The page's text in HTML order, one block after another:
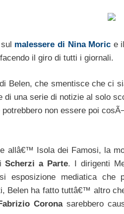
malessere di Nina Moric e
il giro di tutti i giornali.
Belen, che smentisce che ci
di una serie di notizie al solo
non essere poi
allâ€™ Isola dei Famosi, la
Scherzi a Parte. I dirigenti
esposizione mediatica
Belen ha fatto tuttâ€™ altro
Coronasarebbero